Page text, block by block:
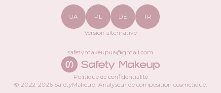
Politique de confidentialité
© 2022-2026 SafetyMakeup. Analyseur de composition cosmétique.
UA PL DE TR
Version alternative
safetymakeupua@gmail.com